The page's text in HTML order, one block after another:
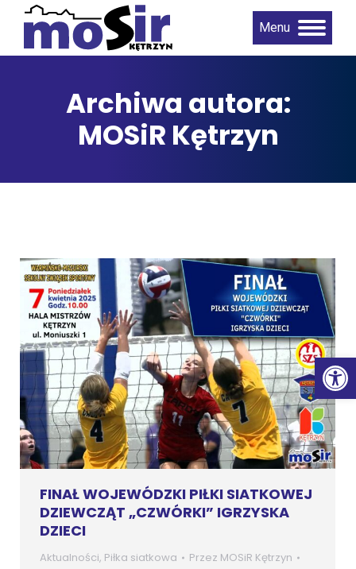
Menu
Archiwa autora:
MOSiR Kętrzyn
FINAŁ WOJEWÓDZKI PIŁKI SIATKOWEJ
DZIEWCZĄT „CZWÓRKI” IGRZYSKA
DZIECI
Aktualności, Piłka siatkowa Przez MOSiR Kętrzyn